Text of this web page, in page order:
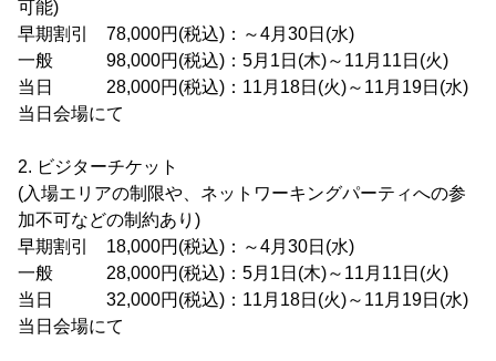
可能)
早期割引 78,000円(税込)：～4月30日(水)
一般 98,000円(税込)：5月1日(木)～11月11日(火)
当日 28,000円(税込)：11月18日(火)～11月19日(水)
当日会場にて
2. ビジターチケット
(入場エリアの制限や、ネットワーキングパーティへの参
加不可などの制約あり)
早期割引 18,000円(税込)：～4月30日(水)
一般 28,000円(税込)：5月1日(木)～11月11日(火)
当日 32,000円(税込)：11月18日(火)～11月19日(水)
当日会場にて